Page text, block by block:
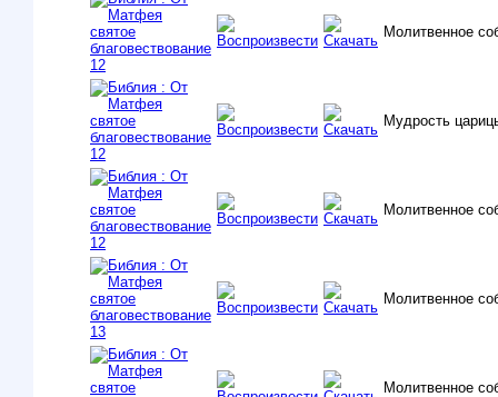
Молитвенное
Мудрость
Молитвенное
Молитвенное
Молитвенное